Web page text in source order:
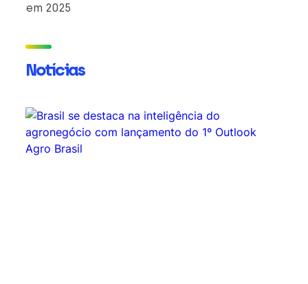
em 2025
Notícias